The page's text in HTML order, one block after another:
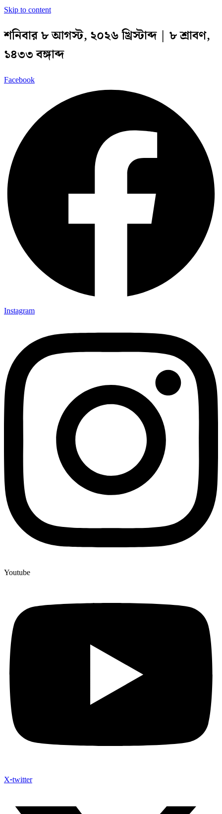
Skip to content
শনিবার ৮ আগস্ট, ২০২৬ খ্রিস্টাব্দ | ৮ শ্রাবণ,
১৪৩৩ বঙ্গাব্দ
Facebook
Instagram
Youtube
X-twitter